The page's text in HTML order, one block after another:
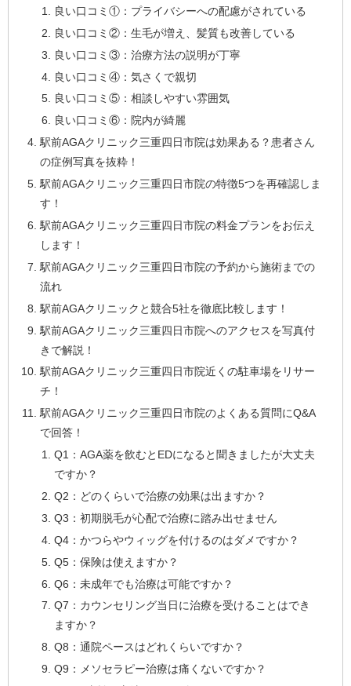
良い口コミ①：プライバシーへの配慮がされている
良い口コミ②：生毛が増え、髪質も改善している
良い口コミ③：治療方法の説明が丁寧
良い口コミ④：気さくで親切
良い口コミ⑤：相談しやすい雰囲気
良い口コミ⑥：院内が綺麗
駅前AGAクリニック三重四日市院は効果ある？患者さん
の症例写真を抜粋！
駅前AGAクリニック三重四日市院の特徴5つを再確認しま
す！
駅前AGAクリニック三重四日市院の料金プランをお伝え
します！
駅前AGAクリニック三重四日市院の予約から施術までの
流れ
駅前AGAクリニックと競合5社を徹底比較します！
駅前AGAクリニック三重四日市院へのアクセスを写真付
きで解説！
駅前AGAクリニック三重四日市院近くの駐車場をリサー
チ！
駅前AGAクリニック三重四日市院のよくある質問にQ&A
で回答！
Q1：AGA薬を飲むとEDになると聞きましたが大丈夫
ですか？
Q2：どのくらいで治療の効果は出ますか？
Q3：初期脱毛が心配で治療に踏み出せません
Q4：かつらやウィッグを付けるのはダメですか？
Q5：保険は使えますか？
Q6：未成年でも治療は可能ですか？
Q7：カウンセリング当日に治療を受けることはでき
ますか？
Q8：通院ペースはどれくらいですか？
Q9：メソセラピー治療は痛くないですか？